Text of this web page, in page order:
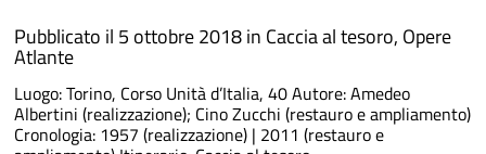
Pubblicato il 5 ottobre 2018 in Caccia al tesoro, Opere
Atlante
Luogo: Torino, Corso Unità d’Italia, 40 Autore: Amedeo
Albertini (realizzazione); Cino Zucchi (restauro e ampliamento)
Cronologia: 1957 (realizzazione) | 2011 (restauro e